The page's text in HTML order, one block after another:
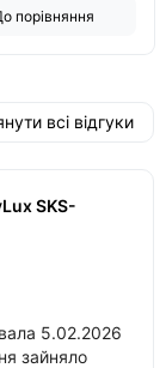
порівняння
всі відгуки
SKS-
5.02.2026